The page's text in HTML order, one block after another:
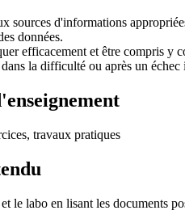
sources d'informations
données.
efficacement et être compris y
dans la difficulté ou après un
travaux pratiques
le labo en lisant les documents